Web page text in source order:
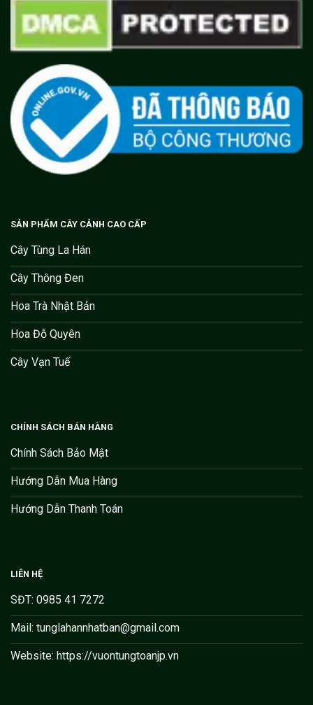
SẢN PHẨM CÂY CẢNH CAO CẤP
Cây Tùng La Hán
Cây Thông Đen
Hoa Trà Nhật Bản
Hoa Đỗ Quyên
Cây Vạn Tuế
CHÍNH SÁCH BÁN HÀNG
Chính Sách Bảo Mật
Hướng Dẫn Mua Hàng
Hướng Dẫn Thanh Toán
LIÊN HỆ
SĐT: 0985 41 7272
Mail: tunglahannhatban@gmail.com
Website: https://vuontungtoanjp.vn